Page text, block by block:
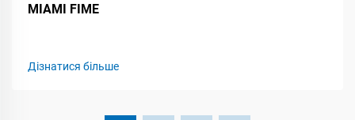
MIAMI FIME
Дізнатися більше